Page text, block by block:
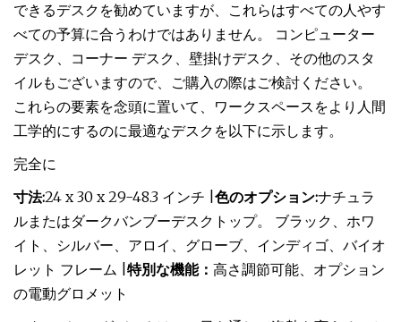
できるデスクを勧めていますが、これらはすべての人やす
べての予算に合うわけではありません。 コンピューター
デスク、コーナー デスク、壁掛けデスク、その他のスタ
イルもございますので、ご購入の際はご検討ください。
これらの要素を念頭に置いて、ワークスペースをより人間
工学的にするのに最適なデスクを以下に示します。
完全に
寸法:24 x 30 x 29-48.3 インチ | 色のオプション:ナチュラ
ルまたはダークバンブーデスクトップ。 ブラック、ホワ
イト、シルバー、アロイ、グローブ、インディゴ、バイオ
レット フレーム | 特別な機能： 高さ調節可能、オプション
の電動グロメット